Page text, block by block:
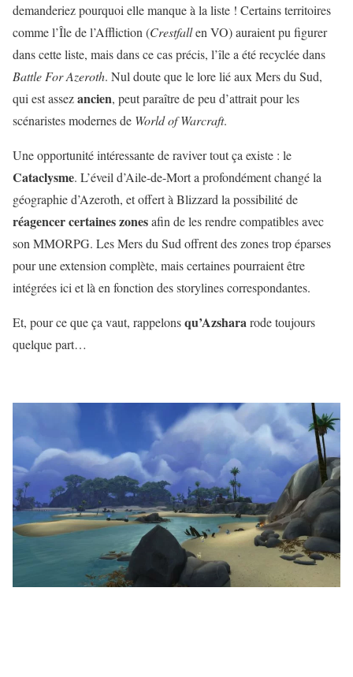
demanderiez pourquoi elle manque à la liste ! Certains territoires
comme l’Île de l’Affliction (Crestfallen VO) auraient pu figurer
dans cette liste, mais dans ce cas précis, l’île a été recyclée dans
Battle For Azeroth. Nul doute que le lore lié aux Mers du Sud,
qui est assezancien, peut paraître de peu d’attrait pour les
scénaristes modernes de World of Warcraft.
Une opportunité intéressante de raviver tout ça existe : le
Cataclysme. L’éveil d’Aile-de-Mort a profondément changé la
géographie d’Azeroth, et offert à Blizzard la possibilité de
réagencercertaineszonesafin de les rendre compatibles avec
son MMORPG. Les Mers du Sud offrent des zones trop éparses
pour une extension complète, mais certaines pourraient être
intégrées ici et là en fonction des storylines correspondantes.
Et, pour ce que ça vaut, rappelonsqu’Azshararode toujours
quelque part…